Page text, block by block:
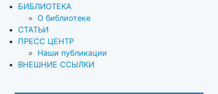
БИБЛИОТЕКА
О библиотеке
СТАТЬИ
ПРЕСС ЦЕНТР
Наши публикации
ВНЕШНИЕ ССЫЛКИ